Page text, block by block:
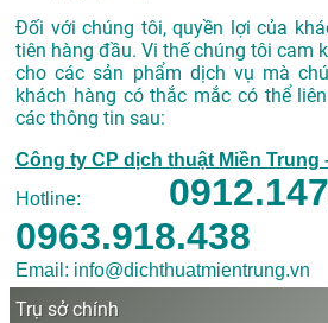
Đối với chúng tôi, quyền lợi của
tiên hàng đầu. Vi thế chúng tôi cam
cho các sản phẩm dịch vụ mà
khách hàng có thắc mắc có thể
các thông tin sau:
Công ty CP dịch thuật Miền Trung
Hotline:
0963.918.438
Email: info@dichthuatmientrung.vn
Trụ sở chính